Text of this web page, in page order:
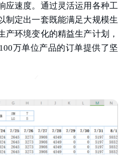
应速度。通过灵活运用各种工
制定出一套既能满足大规模生
产环境变化的精益生产计划，
万单位产品的订单提供了坚